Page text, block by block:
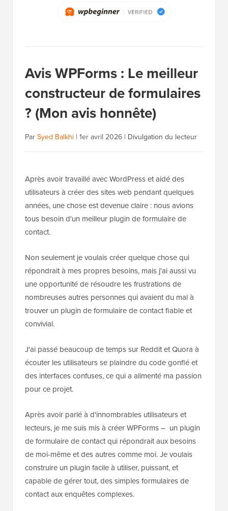
Avis WPForms : Le meilleur
constructeur de formulaires
? (Mon avis honnête)
ParSyed Balkhi | 1er avril 2026 | Divulgation du lecteur
Après avoir travaillé avec WordPress et aidé des
utilisateurs à créer des sites web pendant quelques
années, une chose est devenue claire : nous avions
tous besoin d'un meilleur plugin de formulaire de
contact.
Non seulement je voulais créer quelque chose qui
répondrait à mes propres besoins, mais j'ai aussi vu
une opportunité de résoudre les frustrations de
nombreuses autres personnes qui avaient du mal à
trouver un plugin de formulaire de contact fiable et
convivial.
J'ai passé beaucoup de temps sur Reddit et Quora à
écouter les utilisateurs se plaindre du code gonflé et
des interfaces confuses, ce qui a alimenté ma passion
pour ce projet.
Après avoir parlé à d'innombrables utilisateurs et
lecteurs, je me suis mis à créer WPForms – un plugin
de formulaire de contact qui répondrait aux besoins
de moi-même et des autres comme moi. Je voulais
construire un plugin facile à utiliser, puissant, et
capable de gérer tout, des simples formulaires de
contact aux enquêtes complexes.